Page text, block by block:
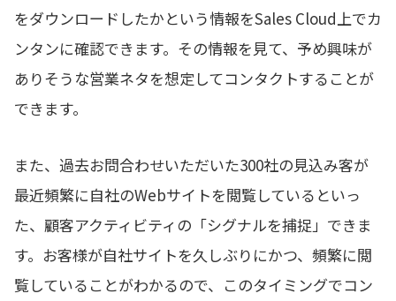
をダウンロードしたかという情報をSales Cloud上でカ
ンタンに確認できます。その情報を見て、予め興味が
ありそうな営業ネタを想定してコンタクトすることが
できます。
また、過去お問合わせいただいた300社の見込み客が
最近頻繁に自社のWebサイトを閲覧しているといっ
た、顧客アクティビティの「シグナルを捕捉」できま
す。お客様が自社サイトを久しぶりにかつ、頻繁に閲
覧していることがわかるので、このタイミングでコン